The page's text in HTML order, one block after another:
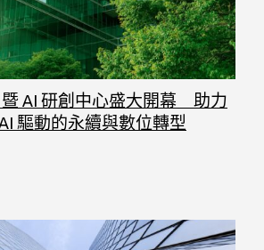
暨 AI 研創中心盛大開幕 助力
驅動的永續與數位轉型